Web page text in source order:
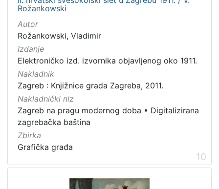
Rožankowski
Autor
Rožankowski, Vladimir
Izdanje
Elektroničko izd. izvornika objavljenog oko 1911.
Nakladnik
Zagreb : Knjižnice grada Zagreba, 2011.
Nakladnički niz
Zagreb na pragu modernog doba • Digitalizirana
zagrebačka baština
Zbirka
Grafička građa
10